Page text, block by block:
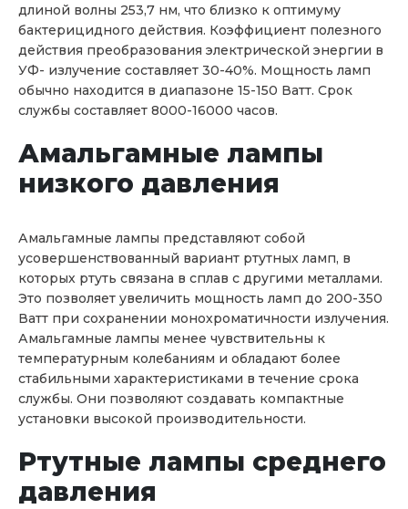
длиной волны 253,7 нм, что близко к оптимуму
бактерицидного действия. Коэффициент полезного
действия преобразования электрической энергии в
УФ- излучение составляет 30-40%. Мощность ламп
обычно находится в диапазоне 15-150 Ватт. Срок
службы составляет 8000-16000 часов.
Амальгамные лампы
низкого давления
Амальгамные лампы представляют собой
усовершенствованный вариант ртутных ламп, в
которых ртуть связана в сплав с другими металлами.
Это позволяет увеличить мощность ламп до 200-350
Ватт при сохранении монохроматичности излучения.
Амальгамные лампы менее чувствительны к
температурным колебаниям и обладают более
стабильными характеристиками в течение срока
службы. Они позволяют создавать компактные
установки высокой производительности.
Ртутные лампы среднего
давления